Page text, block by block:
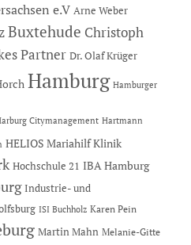
e.V Arne Weber
Buxtehude Christoph
Partner Dr. Olaf Krüger
Hamburg Hamburger
Citymanagement Hartmann
HELIOS Mariahilf Klinik
Hochschule 21 IBA Hamburg
Industrie- und
ISI Buchholz Karen Pein
Martin Mahn Melanie-Gitte